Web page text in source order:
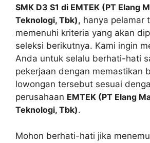
SMK D3 S1 di EMTEK (PT Elang
Teknologi, Tbk), hanya pelamar
memenuhi kriteria yang akan
seleksi berikutnya. Kami ingin
Anda untuk selalu berhati-hati
pekerjaan dengan memastikan
lowongan tersebut sesuai
perusahaan EMTEK (PT Elang
Teknologi, Tbk).
Mohon berhati-hati jika